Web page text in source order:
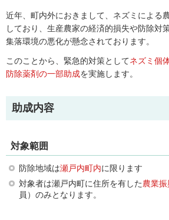
近年、町内外におきまして、ネズミによる
しており、生産農家の経済的損失や防除対
集落環境の悪化が懸念されております。
このことから、緊急的対策としてネズミ個
防除薬剤の一部助成を実施します。
助成内容
対象範囲
防除地域は瀬戸内町内に限ります
対象者は瀬戸内町に住所を有した農業
員）のみとなります。